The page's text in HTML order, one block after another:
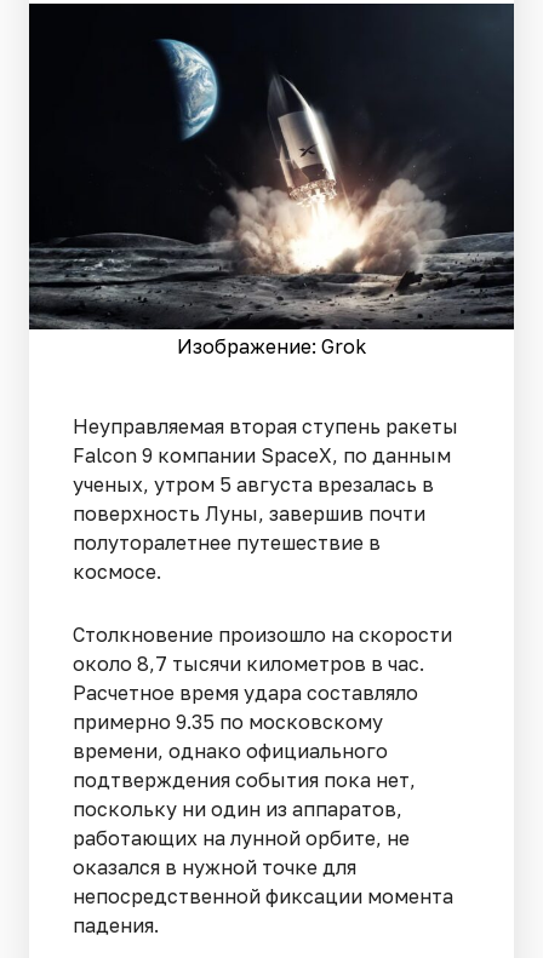
Изображение: Grok
Неуправляемая вторая ступень ракеты
Falcon 9 компании SpaceX, по данным
ученых, утром 5 августа врезалась в
поверхность Луны, завершив почти
полуторалетнее путешествие в
космосе.
Столкновение произошло на скорости
около 8,7 тысячи километров в час.
Расчетное время удара составляло
примерно 9.35 по московскому
времени, однако официального
подтверждения события пока нет,
поскольку ни один из аппаратов,
работающих на лунной орбите, не
оказался в нужной точке для
непосредственной фиксации момента
падения.